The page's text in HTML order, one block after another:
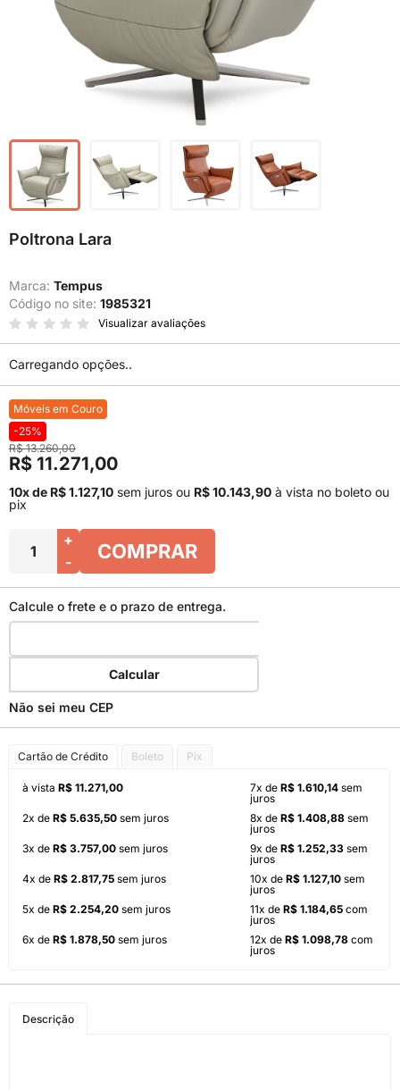
Poltrona Lara
Marca: Tempus
Código no site: 1985321
Visualizar avaliações
Carregando opções..
Móveis em Couro
-25%
R$ 13.260,00
R$ 11.271,00
10x de R$ 1.127,10 sem juros ou R$ 10.143,90 à vista no boleto ou
pix
+
-
COMPRAR
Calcule o frete e o prazo de entrega.
Calcular
Não sei meu CEP
Cartão de Crédito Boleto Pix
à vista R$ 11.271,00
2x de R$ 5.635,50 sem juros
3x de R$ 3.757,00 sem juros
4x de R$ 2.817,75 sem juros
5x de R$ 2.254,20 sem juros
6x de R$ 1.878,50 sem juros
7x de R$ 1.610,14 sem
juros
8x de R$ 1.408,88 sem
juros
9x de R$ 1.252,33 sem
juros
10x de R$ 1.127,10 sem
juros
11x de R$ 1.184,65 com
juros
12x de R$ 1.098,78 com
juros
Descrição